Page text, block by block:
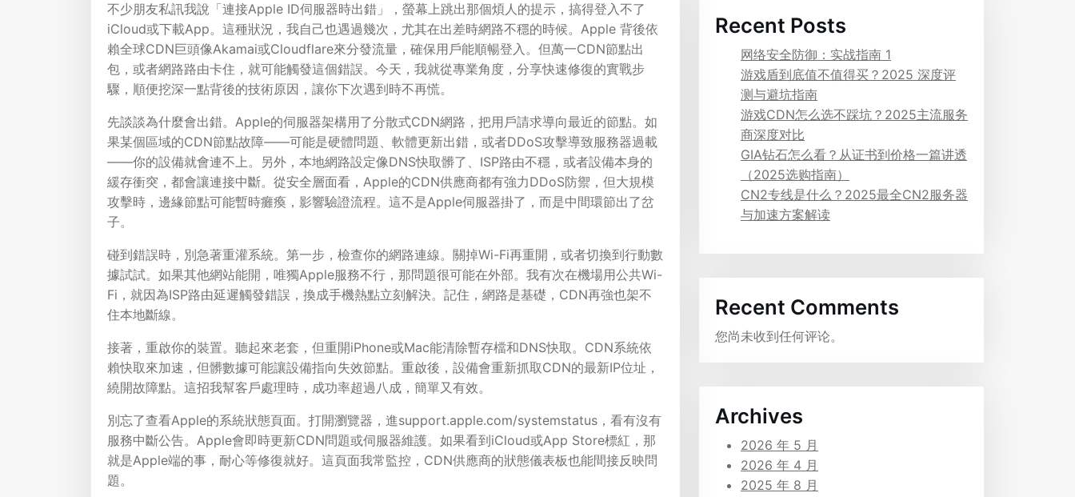
不少朋友私訊我說「連接Apple ID伺服器時出錯」，螢幕上跳出那個煩人的提示，搞得登入不了
iCloud或下載App。這種狀況，我自己也遇過幾次，尤其在出差時網路不穩的時候。Apple 背後依
賴全球CDN巨頭像Akamai或Cloudflare來分發流量，確保用戶能順暢登入。但萬一CDN節點出
包，或者網路路由卡住，就可能觸發這個錯誤。今天，我就從專業角度，分享快速修復的實戰步
驟，順便挖深一點背後的技術原因，讓你下次遇到時不再慌。
先談談為什麼會出錯。Apple的伺服器架構用了分散式CDN網路，把用戶請求導向最近的節點。如
果某個區域的CDN節點故障——可能是硬體問題、軟體更新出錯，或者DDoS攻擊導致服務器過載
——你的設備就會連不上。另外，本地網路設定像DNS快取髒了、ISP路由不穩，或者設備本身的
緩存衝突，都會讓連接中斷。從安全層面看，Apple的CDN供應商都有強力DDoS防禦，但大規模
攻擊時，邊緣節點可能暫時癱瘓，影響驗證流程。這不是Apple伺服器掛了，而是中間環節出了岔
子。
碰到錯誤時，別急著重灌系統。第一步，檢查你的網路連線。關掉Wi-Fi再重開，或者切換到行動數
據試試。如果其他網站能開，唯獨Apple服務不行，那問題很可能在外部。我有次在機場用公共Wi-
Fi，就因為ISP路由延遲觸發錯誤，換成手機熱點立刻解決。記住，網路是基礎，CDN再強也架不
住本地斷線。
接著，重啟你的裝置。聽起來老套，但重開iPhone或Mac能清除暫存檔和DNS快取。CDN系統依
賴快取來加速，但髒數據可能讓設備指向失效節點。重啟後，設備會重新抓取CDN的最新IP位址，
繞開故障點。這招我幫客戶處理時，成功率超過八成，簡單又有效。
別忘了查看Apple的系統狀態頁面。打開瀏覽器，進support.apple.com/systemstatus，看有沒有
服務中斷公告。Apple會即時更新CDN問題或伺服器維護。如果看到iCloud或App Store標紅，那
就是Apple端的事，耐心等修復就好。這頁面我常監控，CDN供應商的狀態儀表板也能間接反映問
題。
Recent Posts
网络安全防御：实战指南 1
游戏盾到底值不值得买？2025 深度评
测与避坑指南
游戏CDN怎么选不踩坑？2025主流服务
商深度对比
GIA钻石怎么看？从证书到价格一篇讲透
（2025选购指南）
CN2专线是什么？2025最全CN2服务器
与加速方案解读
Recent Comments
您尚未收到任何评论。
Archives
2026 年 5 月
2026 年 4 月
2025 年 8 月